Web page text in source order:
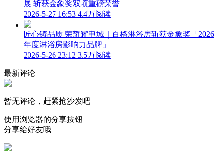
展 斩获金象奖双项重磅荣誉
2026-5-27 16:53 4.4万阅读
匠心铸品质 荣耀耀申城｜百格淋浴房斩获金象奖「2026
年度淋浴房影响力品牌」
2026-5-26 23:12 3.5万阅读
最新评论
暂无评论，赶紧抢沙发吧
使用浏览器的分享按钮
分享给好友哦